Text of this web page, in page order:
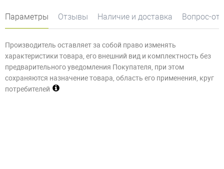
Параметры Отзывы Наличие и доставка Вопрос-
Производитель оставляет за собой право изменять
характеристики товара, его внешний вид и комплектность без
предварительного уведомления Покупателя, при этом
сохраняются назначение товара, область его применения, круг
потребителей